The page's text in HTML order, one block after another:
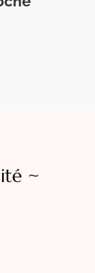
~